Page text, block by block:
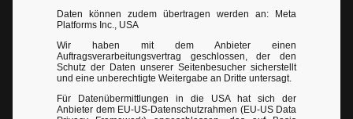
Daten können zudem übertragen werden an: Meta
Platforms Inc., USA
Wir haben mit dem Anbieter einen
Auftragsverarbeitungsvertrag geschlossen, der den
Schutz der Daten unserer Seitenbesucher sicherstellt
und eine unberechtigte Weitergabe an Dritte untersagt.
Für Datenübermittlungen in die USA hat sich der
Anbieter dem EU-US-Datenschutzrahmen (EU-US Data